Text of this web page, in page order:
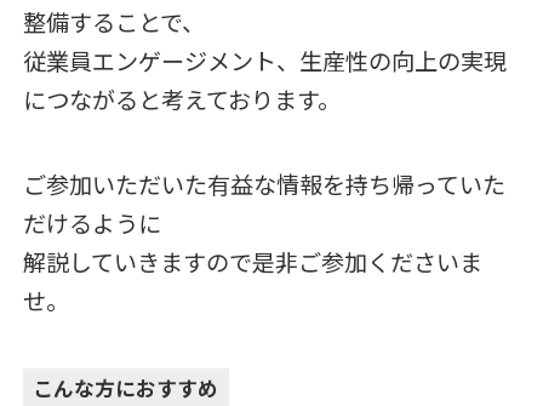
整備することで、
従業員エンゲージメント、生産性の向上の実現
につながると考えております。
ご参加いただいた有益な情報を持ち帰っていた
だけるように
解説していきますので是非ご参加くださいま
せ。
こんな方におすすめ